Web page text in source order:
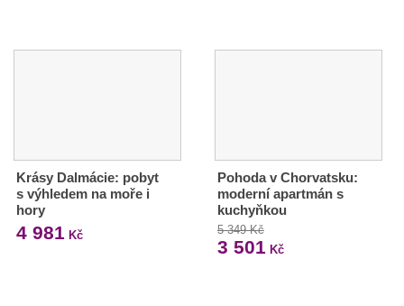
Krásy Dalmácie: pobyt
s výhledem na moře i
hory
4 981 Kč
Pohoda v Chorvatsku:
moderní apartmán s
kuchyňkou
5 349 Kč
3 501 Kč